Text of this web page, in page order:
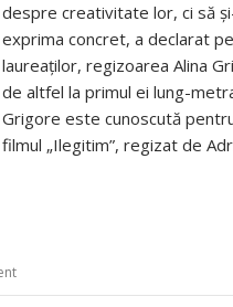
despre creativitate lor, ci să
exprima concret, a declarat
laureaților, regizoarea Alina
de altfel la primul ei lung-
Grigore este cunoscută
filmul „Ilegitim”, regizat de